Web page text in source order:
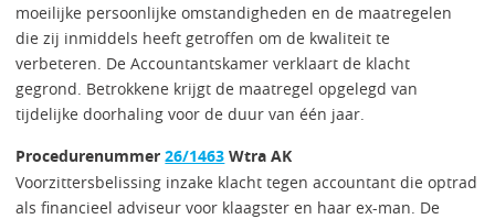
moeilijke persoonlijke omstandigheden en de maatregelen
die zij inmiddels heeft getroffen om de kwaliteit te
verbeteren. De Accountantskamer verklaart de klacht
gegrond. Betrokkene krijgt de maatregel opgelegd van
tijdelijke doorhaling voor de duur van één jaar.
Procedurenummer26/1463 Wtra AK
Voorzittersbelissing inzake klacht tegen accountant die optrad
als financieel adviseur voor klaagster en haar ex-man. De